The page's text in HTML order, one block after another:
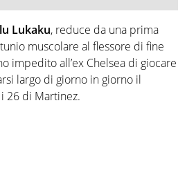
Lukaku, reduce da una prima
muscolare al flessore di fine
impedito all’ex Chelsea di giocare
largo di giorno in giorno il
26 di Martinez.